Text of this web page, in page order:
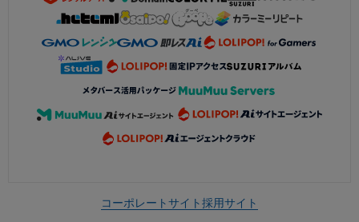
コーポレートサイト採用サイト